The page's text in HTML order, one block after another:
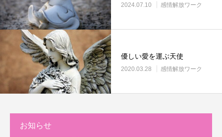
2024.07.10 感情解放ワーク
優しい愛を運ぶ天使
2020.03.28 感情解放ワーク
お知らせ